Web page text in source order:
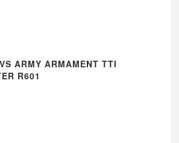
ARMY ARMAMENT TTI
R601